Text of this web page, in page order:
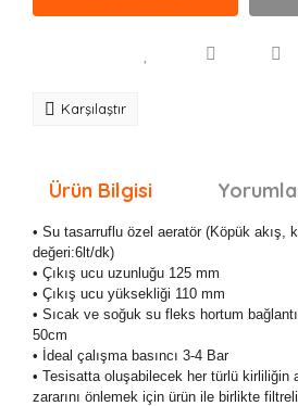
Karşılaştır
Ürün Bilgisi
• Su tasarruflu özel aeratör (Köpük akış,
değeri:6lt/dk)
• Çıkış ucu uzunluğu 125 mm
• Çıkış ucu yüksekliği 110 mm
• Sıcak ve soğuk su fleks hortum
50cm
• İdeal çalışma basıncı 3-4 Bar
• Tesisatta oluşabilecek her türlü kirliliğin
zararını önlemek için ürün ile birlikte